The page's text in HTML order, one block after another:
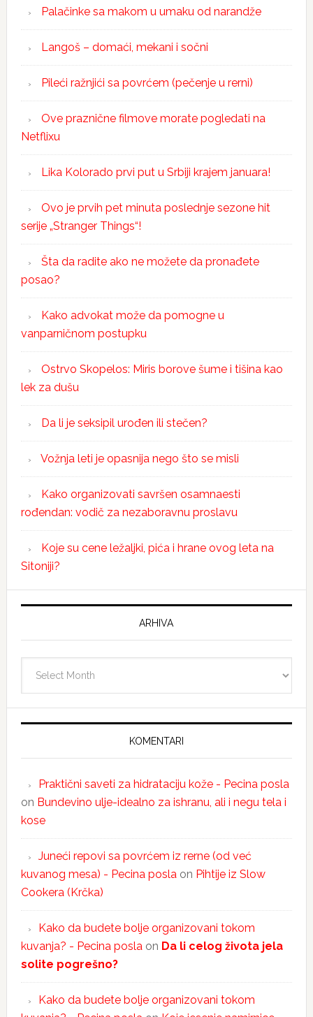
Palačinke sa makom u umaku od narandže
Langoš – domaći, mekani i sočni
Pileći ražnjići sa povrćem (pečenje u rerni)
Ove praznične filmove morate pogledati na
Netflixu
Lika Kolorado prvi put u Srbiji krajem januara!
Ovo je prvih pet minuta poslednje sezone hit
serije „Stranger Things“!
Šta da radite ako ne možete da pronađete
posao?
Kako advokat može da pomogne u
vanparničnom postupku
Ostrvo Skopelos: Miris borove šume i tišina kao
lek za dušu
Da li je seksipil urođen ili stečen?
Vožnja leti je opasnija nego što se misli
Kako organizovati savršen osamnaesti
rođendan: vodič za nezaboravnu proslavu
Koje su cene ležaljki, pića i hrane ovog leta na
Sitoniji?
ARHIVA
KOMENTARI
Praktični saveti za hidrataciju kože - Pecina posla
on Bundevino ulje-idealno za ishranu, ali i negu tela i
kose
Juneći repovi sa povrćem iz rerne (od već
kuvanog mesa) - Pecina poslaon Pihtije iz Slow
Cookera (Krčka)
Kako da budete bolje organizovani tokom
kuvanja? - Pecina poslaon Da li celog života jela
solite pogrešno?
Kako da budete bolje organizovani tokom